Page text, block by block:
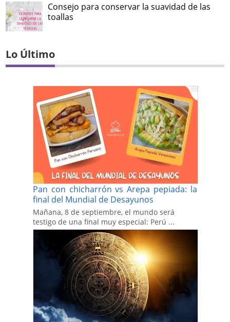
Consejo para conservar la suavidad de las
toallas
Lo Último
Pan con chicharrón vs Arepa pepiada: la
final del Mundial de Desayunos
Mañana, 8 de septiembre, el mundo será
testigo de una final muy especial: Perú ...